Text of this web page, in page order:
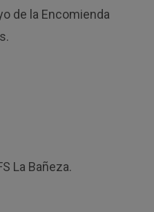
de la Encomienda
La Bañeza.